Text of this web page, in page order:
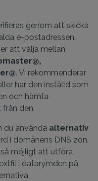
genom att skicka
e-postadressen.
att välja mellan
. Vi rekommenderar
har den inställd som
och hämta
den.
du använda alternativ
i domänens DNS zon.
möjligt att utföra
i datarymden på